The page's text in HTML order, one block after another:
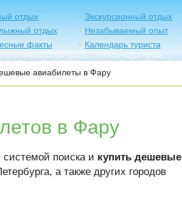
отдых
Экскурсионный отдых
отдых
Незабываемый опыт
факты
Календарь туриста
авиабилеты в Фару
в Фару
поиска и купить дешевые
а также других городов